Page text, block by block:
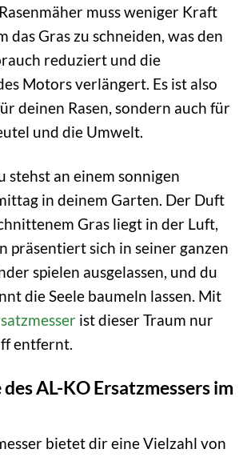
muss weniger Kraft
das Gras zu schneiden, was den
reduziert und die
Motors verlängert. Es ist also
deinen Rasen, sondern auch für
und die Umwelt.
stehst an einem sonnigen
in deinem Garten. Der Duft
Gras liegt in der Luft,
präsentiert sich in seiner ganzen
spielen ausgelassen, und du
die Seele baumeln lassen. Mit
ist dieser Traum nur
entfernt.
AL-KO Ersatzmessers im
bietet dir eine Vielzahl von